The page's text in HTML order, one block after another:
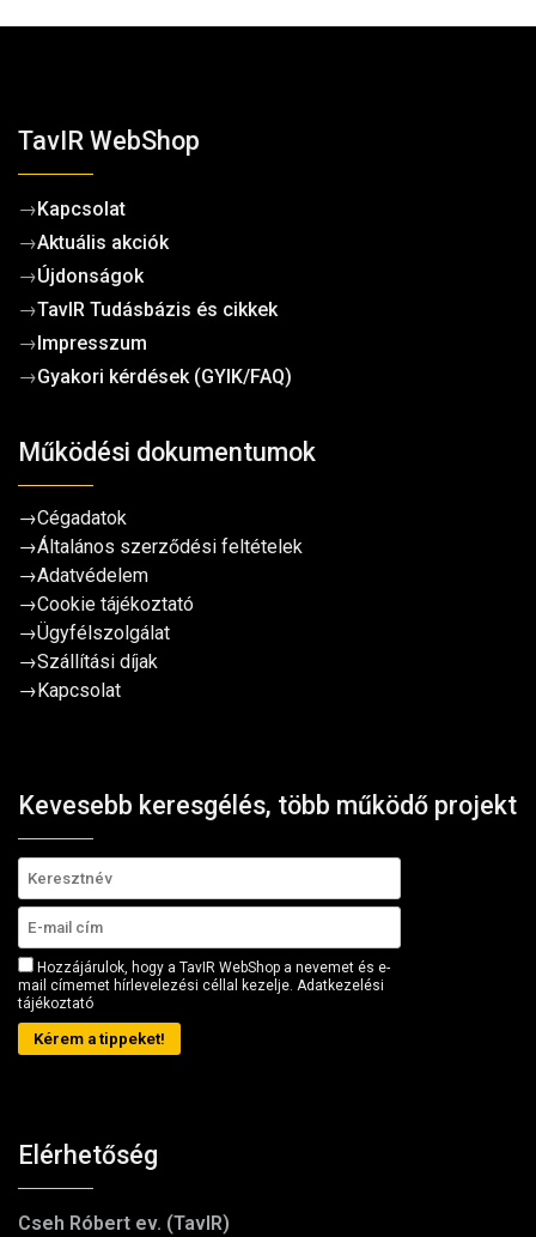
TavIR WebShop
→Kapcsolat
→Aktuális akciók
→Újdonságok
→TavIR Tudásbázis és cikkek
→Impresszum
→Gyakori kérdések (GYIK/FAQ)
Működési dokumentumok
→Cégadatok
→Általános szerződési feltételek
→Adatvédelem
→Cookie tájékoztató
→Ügyfélszolgálat
→Szállítási díjak
→Kapcsolat
Kevesebb keresgélés, több működő projekt
Hozzájárulok, hogy a TavIR WebShop a nevemet és e-
mail címemet hírlevelezési céllal kezelje. Adatkezelési
tájékoztató
Kérem a tippeket!
Elérhetőség
Cseh Róbert ev. (TavIR)